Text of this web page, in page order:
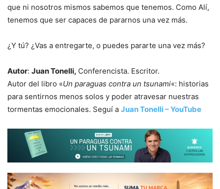
que ni nosotros mismos sabemos que tenemos. Como Alí,
tenemos que ser capaces de pararnos una vez más.
¿Y tú? ¿Vas a entregarte, o puedes pararte una vez más?
Autor: Juan Tonelli, Conferencista. Escritor.
Autor del libro «Un paraguas contra un tsunami«: historias
para sentirnos menos solos y poder atravesar nuestras
tormentas emocionales. Seguí a Juan Tonelli – YouTube